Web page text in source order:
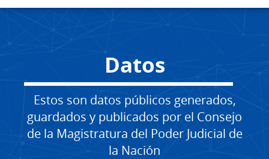
Datos
Estos son datos públicos generados,
guardados y publicados por el Consejo
de la Magistratura del Poder Judicial de
la Nación